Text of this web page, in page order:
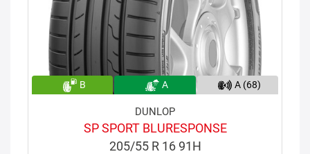
B A A (68)
DUNLOP
SP SPORT BLURESPONSE
205/55 R 16 91H